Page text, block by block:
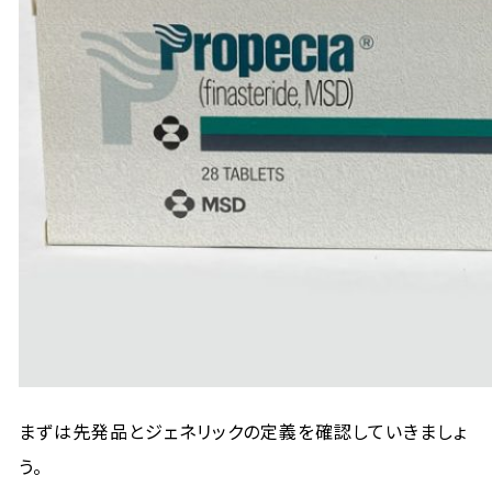
まずは先発品とジェネリックの定義を確認していきましょ
う。